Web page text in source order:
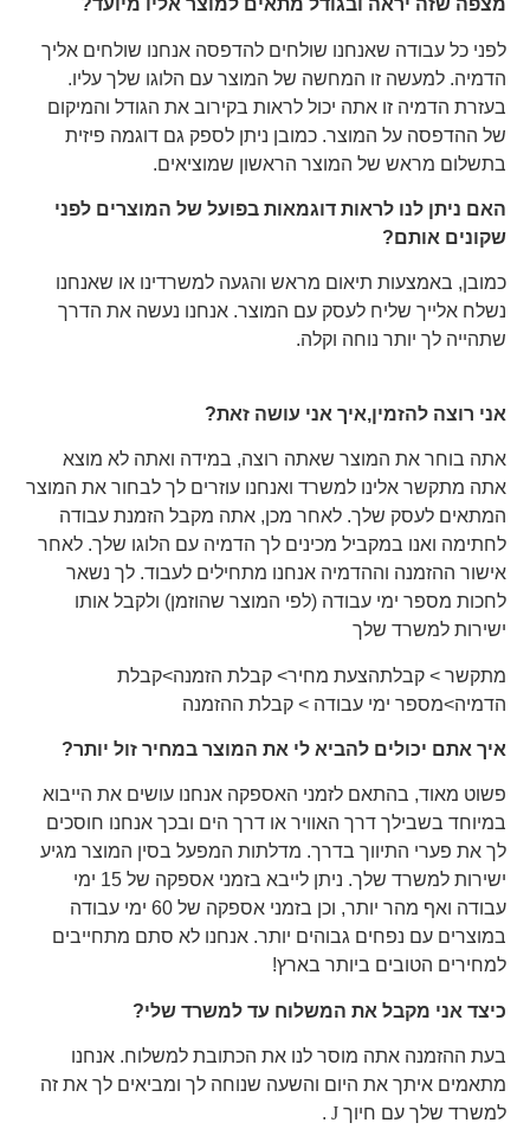
מצפה שזה יראה ובגודל מתאים למוצר אליו מיועד?
לפני כל עבודה שאנחנו שולחים להדפסה אנחנו שולחים אליך
הדמיה. למעשה זו המחשה של המוצר עם הלוגו שלך עליו.
בעזרת הדמיה זו אתה יכול לראות בקירוב את הגודל והמיקום
של ההדפסה על המוצר. כמובן ניתן לספק גם דוגמה פיזית
בתשלום מראש של המוצר הראשון שמוציאים.
האם ניתן לנו לראות דוגמאות בפועל של המוצרים לפני
שקונים אותם?
כמובן, באמצעות תיאום מראש והגעה למשרדינו או שאנחנו
נשלח אלייך שליח לעסק עם המוצר. אנחנו נעשה את הדרך
שתהייה לך יותר נוחה וקלה.
אני רוצה להזמין,איך אני עושה זאת?
אתה בוחר את המוצר שאתה רוצה, במידה ואתה לא מוצא
אתה מתקשר אלינו למשרד ואנחנו עוזרים לך לבחור את המוצר
המתאים לעסק שלך. לאחר מכן, אתה מקבל הזמנת עבודה
לחתימה ואנו במקביל מכינים לך הדמיה עם הלוגו שלך. לאחר
אישור ההזמנה וההדמיה אנחנו מתחילים לעבוד. לך נשאר
לחכות מספר ימי עבודה (לפי המוצר שהוזמן) ולקבל אותו
ישירות למשרד שלך
מתקשר > קבלתהצעת מחיר> קבלת הזמנה>קבלת
הדמיה>מספר ימי עבודה > קבלת ההזמנה
איך אתם יכולים להביא לי את המוצר במחיר זול יותר?
פשוט מאוד, בהתאם לזמני האספקה אנחנו עושים את הייבוא
במיוחד בשבילך דרך האוויר או דרך הים ובכך אנחנו חוסכים
לך את פערי התיווך בדרך. מדלתות המפעל בסין המוצר מגיע
ישירות למשרד שלך. ניתן לייבא בזמני אספקה של 15 ימי
עבודה ואף מהר יותר, וכן בזמני אספקה של 60 ימי עבודה
במוצרים עם נפחים גבוהים יותר. אנחנו לא סתם מתחייבים
למחירים הטובים ביותר בארץ!
כיצד אני מקבל את המשלוח עד למשרד שלי?
בעת ההזמנה אתה מוסר לנו את הכתובת למשלוח. אנחנו
מתאמים איתך את היום והשעה שנוחה לך ומביאים לך את זה
למשרד שלך עם חיוךJ
.